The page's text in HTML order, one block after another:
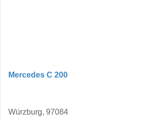
Mercedes C 200
Würzburg, 97084